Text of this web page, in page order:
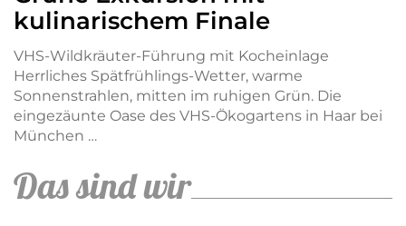
kulinarischem Finale
VHS-Wildkräuter-Führung mit Kocheinlage
Herrliches Spätfrühlings-Wetter, warme
Sonnenstrahlen, mitten im ruhigen Grün. Die
eingezäunte Oase des VHS-Ökogartens in Haar bei
München …
Das sind wir